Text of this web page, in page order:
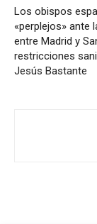
Los obispos
«perplejos» ante
entre Madrid y
restricciones
Jesús Bastante